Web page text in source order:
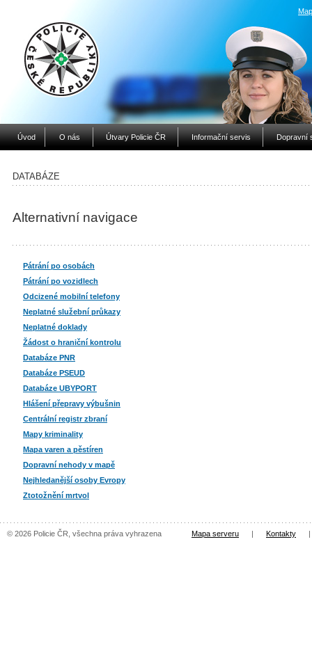
Úvod O nás Útvary Policie ČR Informační servis Dopravní
DATABÁZE
Alternativní navigace
Pátrání po osobách
Pátrání po vozidlech
Odcizené mobilní telefony
Neplatné služební průkazy
Neplatné doklady
Žádost o hraniční kontrolu
Databáze PNR
Databáze PSEUD
Databáze UBYPORT
Hlášení přepravy výbušnin
Centrální registr zbraní
Mapy kriminality
Mapa varen a pěstíren
Dopravní nehody v mapě
Nejhledanější osoby Evropy
Ztotožnění mrtvol
© 2026 Policie ČR, všechna práva vyhrazena Mapa serveru | Kontakty |